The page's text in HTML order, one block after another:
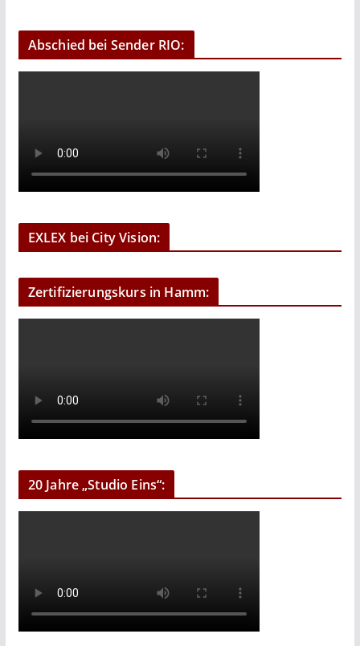
Abschied bei Sender RIO:
EXLEX bei City Vision:
Zertifizierungskurs in Hamm:
20 Jahre „Studio Eins“: